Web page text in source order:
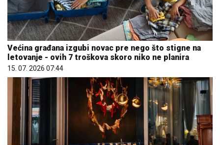
Većina građana izgubi novac pre nego što stigne na
letovanje - ovih 7 troškova skoro niko ne planira
15. 07. 2026 07:44